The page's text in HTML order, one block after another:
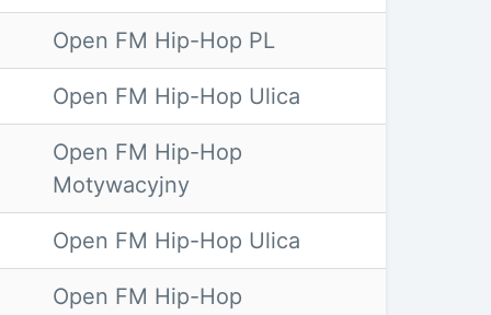
Open FM Hip-Hop PL
Open FM Hip-Hop Ulica
Open FM Hip-Hop
Motywacyjny
Open FM Hip-Hop Ulica
Open FM Hip-Hop